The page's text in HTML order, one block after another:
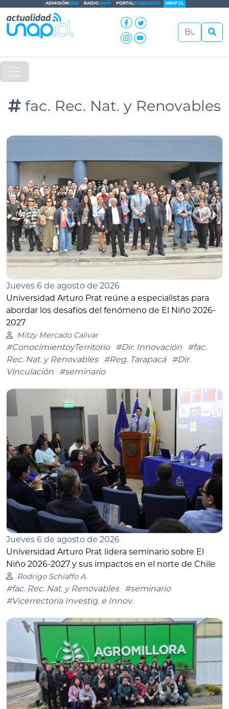
ADMISIÓN2026 RADIOUNAP PORTALEGRESADOS UNAP.CL
fac. Rec. Nat. y Renovables
Jueves 6 de agosto de 2026
Universidad Arturo Prat reúne a especialistas para
abordar los desafíos del fenómeno de El Niño 2026-
2027
Mitzy Mercado Calivar
#ConocimientoyTerritorio #Dir. Innovación
#fac.
Rec. Nat. y Renovables
#Reg. Tarapacá
#Dir.
Vinculación
#seminario
Jueves 6 de agosto de 2026
Universidad Arturo Prat lidera seminario sobre El
Niño 2026-2027 y sus impactos en el norte de Chile
Rodrigo Schiaffo A.
#fac. Rec. Nat. y Renovables
#seminario
#Vicerrectoría Investig. e Innov.